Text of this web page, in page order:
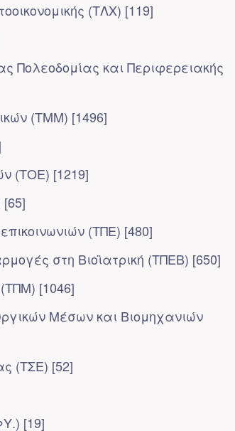
(ΤΛΧ) [119]
Πολεοδομίας και Περιφερειακής
(ΤΜΜ) [1496]
(ΤΟΕ) [1219]
(ΤΠΕ) [480]
στη Βιοϊατρική (ΤΠΕΒ) [650]
[1046]
Μέσων και Βιομηχανιών
(ΤΣΕ) [52]
[19]